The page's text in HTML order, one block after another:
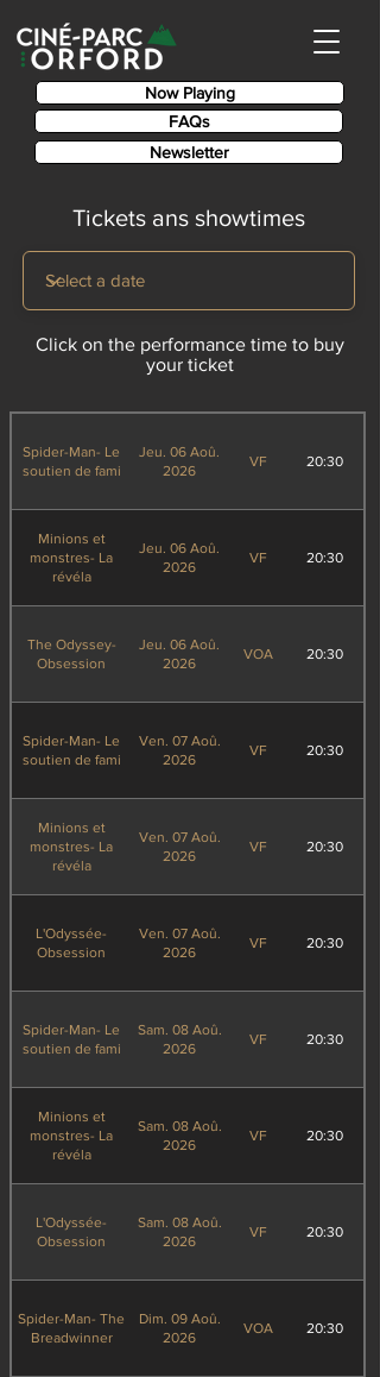
Now Playing
Newsletter
FAQs
Tickets ans showtimes
Click on the performance time to buy
your ticket
Spider-Man- Le
soutien de fami
Jeu. 06 Aoû.
2026
VF 20:30
Minions et
monstres- La
révéla
Jeu. 06 Aoû.
2026
VF 20:30
The Odyssey-
Obsession
Jeu. 06 Aoû.
2026
VOA 20:30
Spider-Man- Le
soutien de fami
Ven. 07 Aoû.
2026
VF 20:30
Minions et
monstres- La
révéla
Ven. 07 Aoû.
2026
VF 20:30
L'Odyssée-
Obsession
Ven. 07 Aoû.
2026
VF 20:30
Spider-Man- Le
soutien de fami
Sam. 08 Aoû.
2026
VF 20:30
Minions et
monstres- La
révéla
Sam. 08 Aoû.
2026
VF 20:30
L'Odyssée-
Obsession
Sam. 08 Aoû.
2026
VF 20:30
Spider-Man- The
Breadwinner
Dim. 09 Aoû.
2026
VOA 20:30